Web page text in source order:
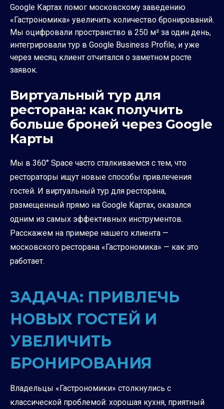
Google Картах помог московскому заведению
«Гастрономика» увеличить количество бронирований.
Мы оцифровали пространство в 250 м² за один день,
интегрировали тур в Google Business Profile, и уже
через месяц клиент отчитался о заметном росте
заявок.
Виртуальный тур для
ресторана: как получить
больше броней через Google
Карты
Мы в 360° Space часто сталкиваемся с тем, что
рестораторы ищут новые способы привлечения
гостей. И виртуальный тур для ресторана,
размещенный прямо на Google Картах, оказался
одним из самых эффективных инструментов.
Расскажем на примере нашего клиента —
московского ресторана «Гастрономика» — как это
работает.
ЗАДАЧА: ПРИВЛЕЧЬ
НОВЫХ ГОСТЕЙ И
УВЕЛИЧИТЬ
БРОНИРОВАНИЯ
Владельцы «Гастрономики» столкнулись с
классической проблемой: хорошая кухня, приятный